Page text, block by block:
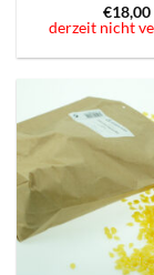
€18,00
derzeit nicht